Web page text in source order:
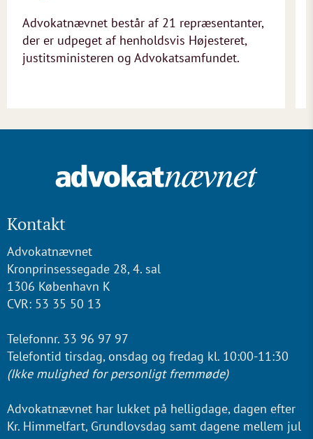
Advokatnævnet består af 21 repræsentanter,
der er udpeget af henholdsvis Højesteret,
justitsministeren og Advokatsamfundet.
Kontakt
Advokatnævnet
Kronprinsessegade 28, 4. sal
1306 København K
CVR: 53 35 50 13
Telefonnr. 33 96 97 97
Telefontid tirsdag, onsdag og fredag kl. 10:00-11:30
(Ikke mulighed for personligt fremmøde)
Advokatnævnet har lukket på helligdage, dagen efter
Kr. Himmelfart, Grundlovsdag samt dagene mellem jul